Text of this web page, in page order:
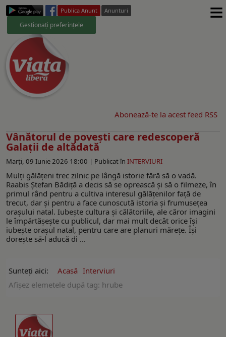
Publica Anunt Anunturi
Gestionați preferințele ≡
Abonează-te la acest feed RSS
Vânătorul de povești care redescoperă
Galații de altădată
Marți, 09 Iunie 2026 18:00 | Publicat în INTERVIURI
Mulți gălățeni trec zilnic pe lângă istorie fără să o vadă.
Raabis Ștefan Bădiță a decis să se oprească și să o filmeze, în
primul rând pentru a cultiva interesul gălățenilor față de
trecut, dar și pentru a face cunoscută istoria și frumusețea
orașului natal. Iubește cultura și călătoriile, ale căror imagini
le împărtășește cu publicul, dar mai mult decât orice își
iubește orașul natal, pentru care are planuri mărețe. Își
dorește să-l aducă di ...
Sunteți aici: Acasă Interviuri
Afişez elemetele după tag: hrube